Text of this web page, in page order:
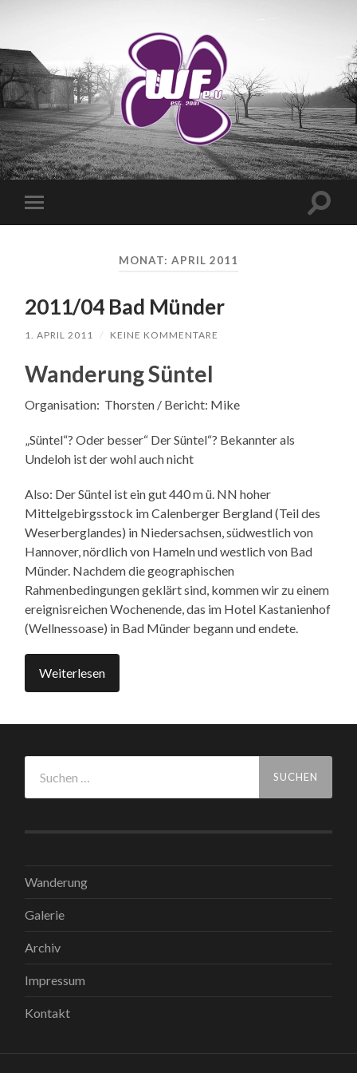
WANDERVEREIN
WUSCHIGER
FLIEDER
Mobile-
Menü
MONAT: APRIL 2011
2011/04 Bad Münder
1. APRIL 2011 / KEINE KOMMENTARE
Wanderung Süntel
Organisation: Thorsten / Bericht: Mike
„Süntel“? Oder besser“ Der Süntel“? Bekannter als
Undeloh ist der wohl auch nicht
Also: Der Süntel ist ein gut 440 m ü. NN hoher
Mittelgebirgsstock im Calenberger Bergland (Teil des
Weserberglandes) in Niedersachsen, südwestlich von
Hannover, nördlich von Hameln und westlich von Bad
Münder. Nachdem die geographischen
Rahmenbedingungen geklärt sind, kommen wir zu einem
ereignisreichen Wochenende, das im Hotel Kastanienhof
(Wellnessoase) in Bad Münder begann und endete.
Weiterlesen
nach:
Wanderung
Galerie
Archiv
Impressum
Kontakt